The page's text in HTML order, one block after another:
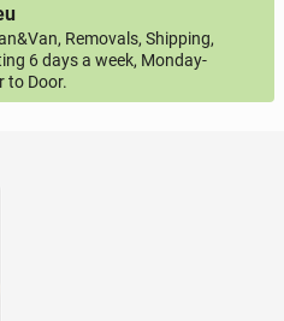
Removals, Shipping,
6 days a week, Monday-
to Door.